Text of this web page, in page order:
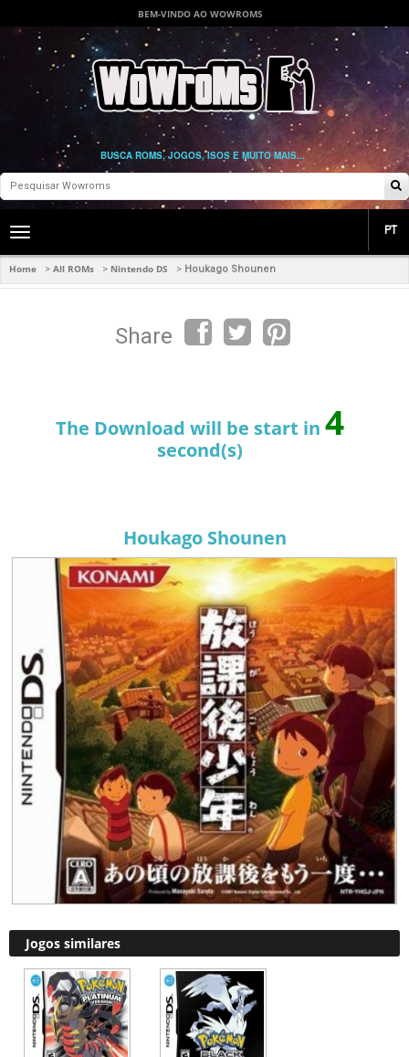
BEM-VINDO AO WOWROMS
BUSCA ROMS, JOGOS, ISOS E MUITO MAIS...
Toggle
navigation
PT
Home > All ROMs > Nintendo DS > Houkago Shounen
Share
The Download will be start in 3
second(s)
Houkago Shounen
Jogos similares